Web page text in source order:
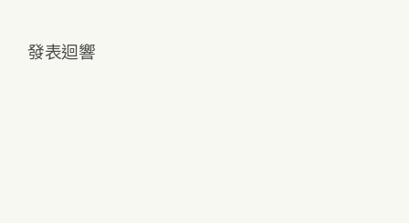
發表迴響